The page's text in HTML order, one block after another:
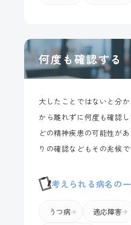
大したことではないと分
から離れずに何度も確認
どの精神疾患の可能性が
りの確認などもその兆候で
考えられる病名の
うつ病 適応障害
何度も確認する